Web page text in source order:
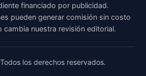
financiado por publicidad.
pueden generar comisión sin costo
cambia nuestra revisión editorial.
los derechos reservados.